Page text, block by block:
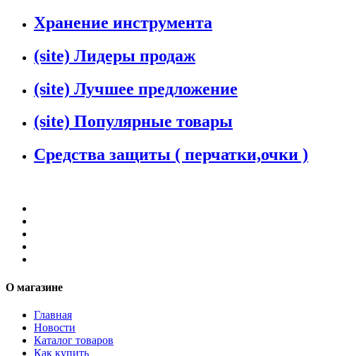
Хранение инструмента
(site) Лидеры продаж
(site) Лучшее предложение
(site) Популярные товары
Средства защиты ( перчатки,очки )
О магазине
Главная
Новости
Каталог товаров
Как купить